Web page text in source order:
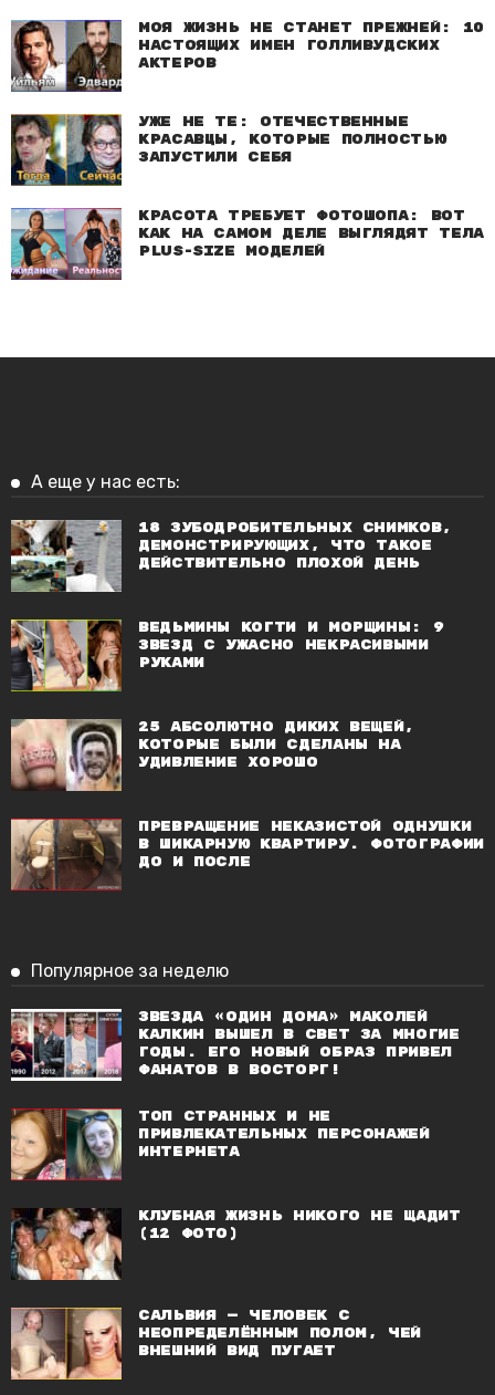
Моя жизнь не станет прежней: 10
настоящих имен голливудских
актеров
Уже не те: Отечественные
красавцы, которые полностью
запустили себя
Красота требует фотошопа: Вот
как на самом деле выглядят тела
plus-size моделей
А еще у нас есть:
18 зубодробительных снимков,
демонстрирующих, что такое
действительно плохой день
Ведьмины когти и морщины: 9
звезд с ужасно некрасивыми
руками
25 абсолютно диких вещей,
которые были сделаны на
удивление хорошо
Превращение неказистой однушки
в шикарную квартиру. Фотографии
До и После
Популярное за неделю
Звезда «Один дома» Маколей
Калкин вышел в свет за многие
годы. Его новый образ привел
фанатов в восторг!
Топ странных и не
привлекательных персонажей
Интернета
Клубная жизнь никого не щадит
(12 фото)
Сальвия — человек с
неопределённым полом, чей
внешний вид пугает